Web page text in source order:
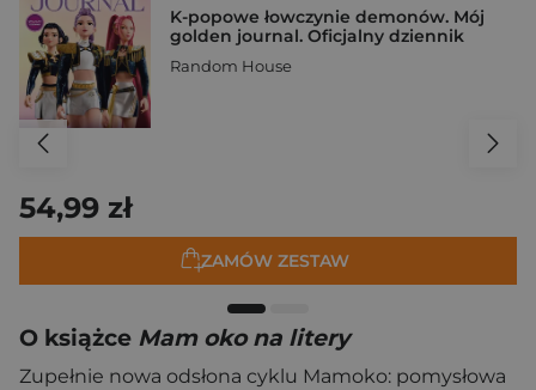
K-popowe łowczynie demonów. Mój
golden journal. Oficjalny dziennik
Random House
54,99 zł
ZAMÓW ZESTAW
O książce Mam oko na litery
Zupełnie nowa odsłona cyklu Mamoko: pomysłowa